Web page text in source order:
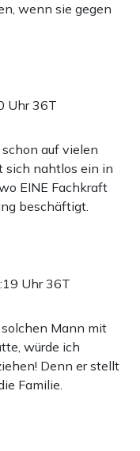
wenn sie gegen
Uhr36T
auf vielen
sich nahtlos ein in
EINE Fachkraft
beschäftigt.
Uhr36T
Mann mit
würde ich
Denn er stellt
Familie.